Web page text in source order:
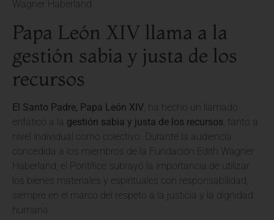
Papa León XIV llama a la
gestión sabia y justa de los
recursos
El Santo Padre, Papa León XIV , ha hecho un llamado
enfático a la gestión sabia y justa de los recursos , tanto a
nivel individual como colectivo. Durante la audiencia
concedida a los miembros de la Fundación Edith Wagner
Haberland, el Pontífice subrayó la importancia de utilizar
los bienes materiales y espirituales con responsabilidad,
siempre en el marco del respeto a la justicia y la dignidad
humana.